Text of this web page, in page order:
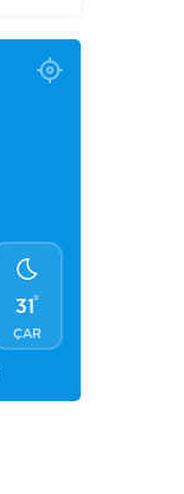
31°
ÇAR